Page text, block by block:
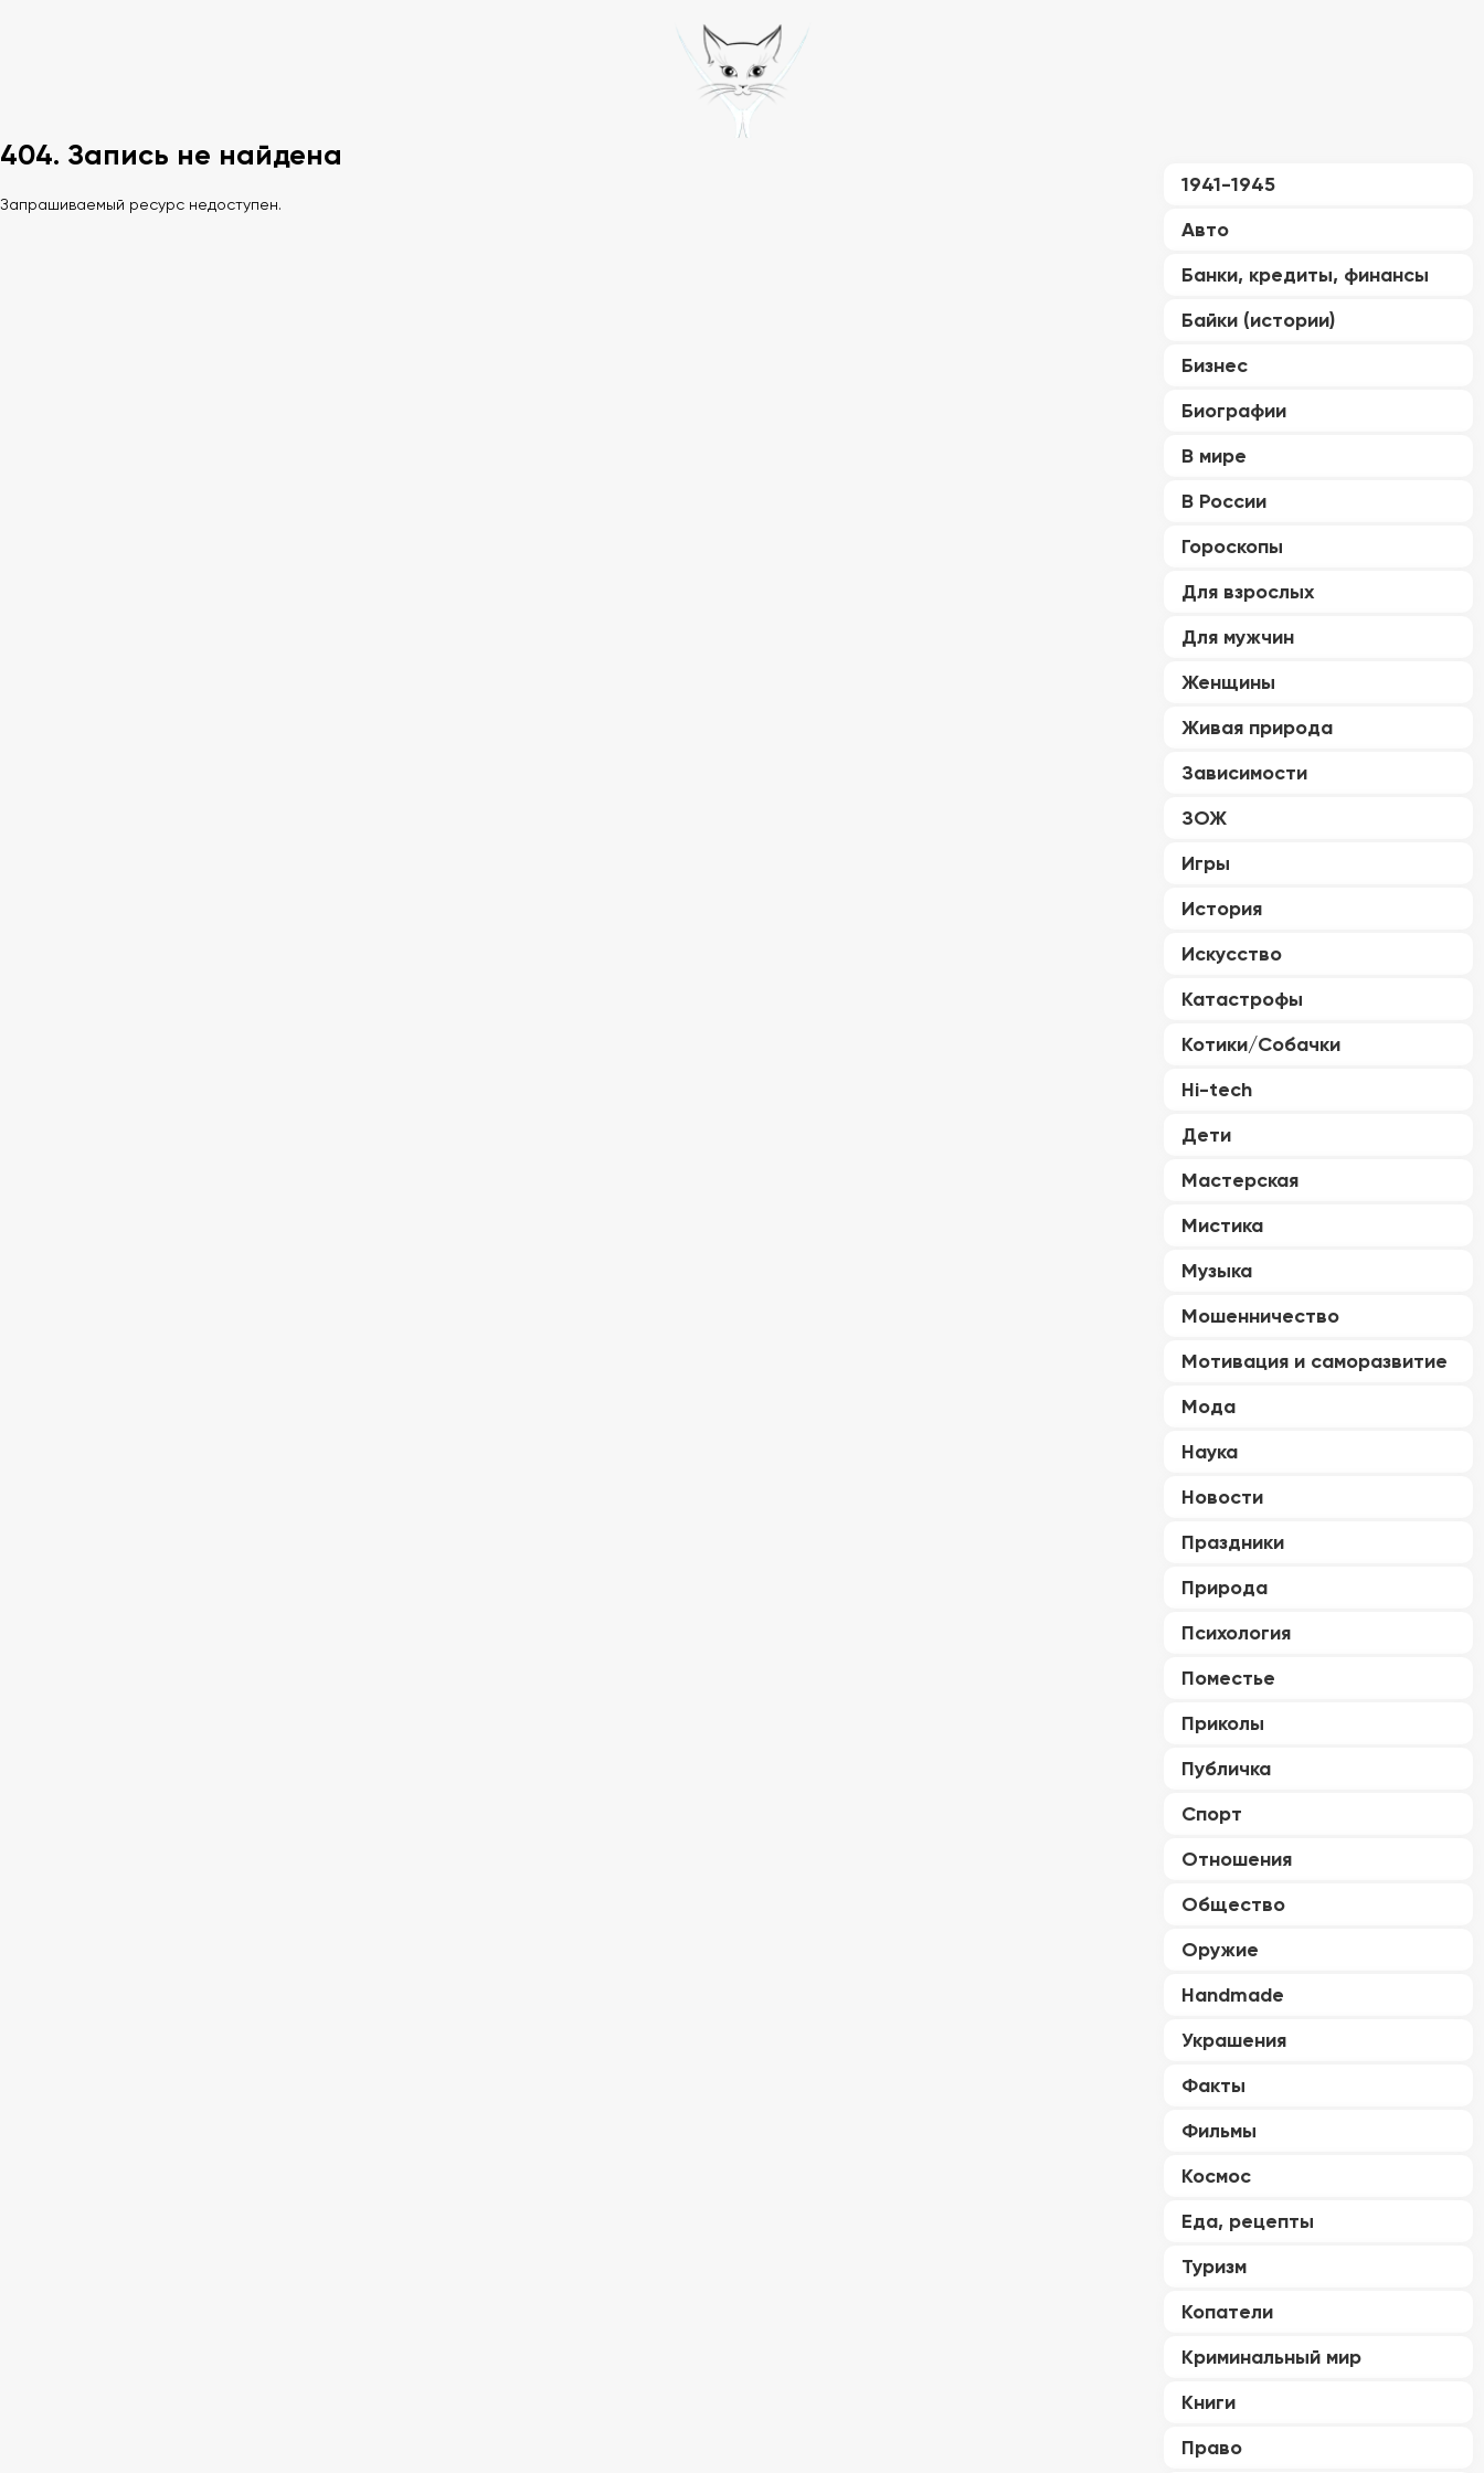
1941-1945
Авто
Банки, кредиты, финансы
Байки (истории)
Бизнес
Биографии
В мире
В России
Гороскопы
Для взрослых
Для мужчин
Женщины
Живая природа
Зависимости
ЗОЖ
Игры
История
Искусство
Катастрофы
Котики/Собачки
Hi-tech
Дети
Мастерская
Мистика
Музыка
Мошенничество
Мотивация и саморазвитие
Мода
Наука
Новости
Праздники
Природа
Психология
Поместье
Приколы
Публичка
Спорт
Отношения
Общество
Оружие
Handmade
Украшения
Факты
Фильмы
Космос
Еда, рецепты
Туризм
Копатели
Криминальный мир
Книги
Право
404. Запись не найдена
Запрашиваемый ресурс недоступен.